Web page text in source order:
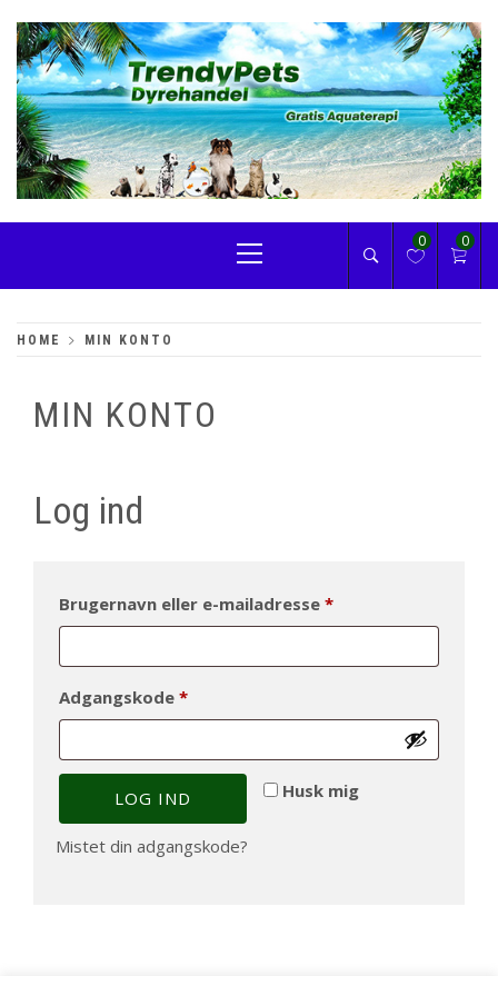
content
TRENDYPETS
Menu
0 0
HOME MIN KONTO
MIN KONTO
Log ind
Brugernavn eller e-mailadresse *Påkrævet
Adgangskode *Påkrævet
Husk mig
LOG IND
Mistet din adgangskode?